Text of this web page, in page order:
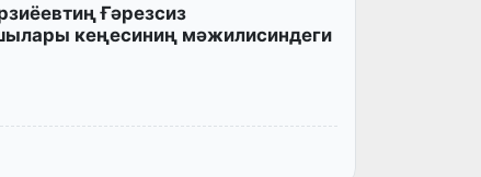
Ғәрезсиз
кеңесиниң мәжилисиндеги